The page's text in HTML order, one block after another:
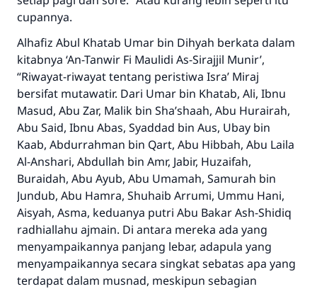
cupannya.
Alhafiz Abul Khatab Umar bin Dihyah berkata dalam
kitabnya ‘An-Tanwir Fi Maulidi As-Sirajjil Munir’,
“Riwayat-riwayat tentang peristiwa Isra’ Miraj
bersifat mutawatir. Dari Umar bin Khatab, Ali, Ibnu
Masud, Abu Zar, Malik bin Sha’shaah, Abu Hurairah,
Abu Said, Ibnu Abas, Syaddad bin Aus, Ubay bin
Kaab, Abdurrahman bin Qart, Abu Hibbah, Abu Laila
Al-Anshari, Abdullah bin Amr, Jabir, Huzaifah,
Buraidah, Abu Ayub, Abu Umamah, Samurah bin
Jundub, Abu Hamra, Shuhaib Arrumi, Ummu Hani,
Aisyah, Asma, keduanya putri Abu Bakar Ash-Shidiq
radhiallahu ajmain. Di antara mereka ada yang
menyampaikannya panjang lebar, adapula yang
menyampaikannya secara singkat sebatas apa yang
terdapat dalam musnad, meskipun sebagian